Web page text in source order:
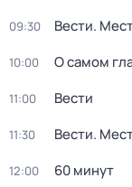
09:30 Вести.
10:00 О самом
11:00 Вести
11:30 Вести.
12:00 60 минут